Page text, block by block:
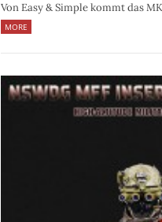
Von Easy & Simple kommt das
MORE